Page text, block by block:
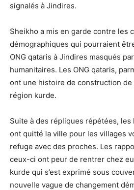
signalés à Jindires.
Sheikho a mis en garde contre les
démographiques qui pourraient
ONG qataris à Jindires masqués
humanitaires. Les ONG qataris,
ont une histoire de construction de
région kurde.
Suite à des répliques répétées,
ont quitté la ville pour les villages
refuge avec des proches. Les
ceux-ci ont peur de rentrer chez
kurde qui s’est exprimé sous
nouvelle vague de changement